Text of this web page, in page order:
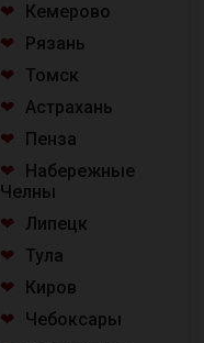
Кемерово
Рязань
Томск
Астрахань
Пенза
Набережные
Челны
Липецк
Тула
Киров
Чебоксары